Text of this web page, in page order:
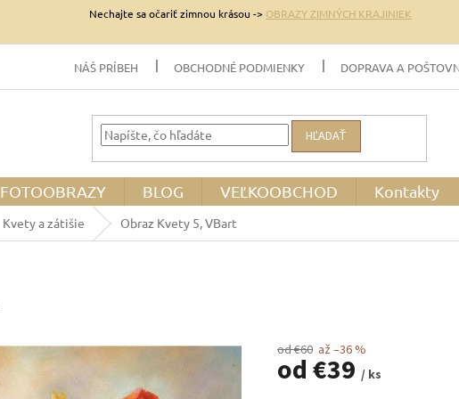
Nechajte sa očariť zimnou krásou -> OBRAZY ZIMNÝCH KRAJINIEK
NÁŠ PRÍBEH OBCHODNÉ PODMIENKY DOPRAVA A
HĽADAŤ
FOTOOBRAZY BLOG VEĽKOOBCHOD Kontakty
Kvety a zátišie Obraz Kvety 5, VBart
od €60 až –36 %
od€39 / ks